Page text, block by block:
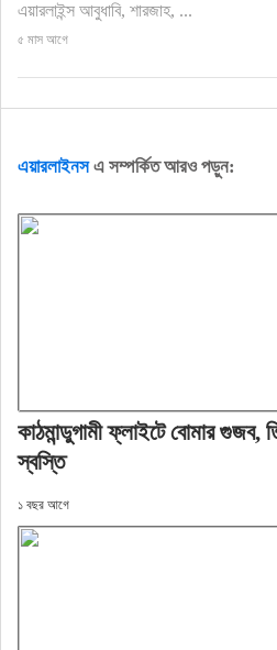
এয়ারলাইন্স আবুধাবি, শারজাহ, ...
৫ মাস আগে
এয়ারলাইনসএ সম্পর্কিত আরও পড়ুন:
কাঠমান্ডুগামী ফ্লাইটে বোমার গুজব,
স্বস্তি
১ বছর আগে